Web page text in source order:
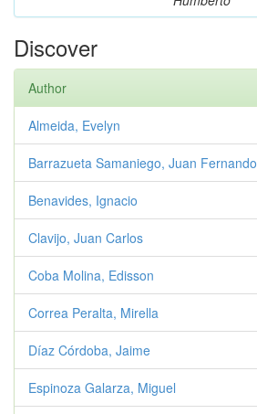
Discover
Author
Almeida, Evelyn
Barrazueta Samaniego, Juan Fernando
Benavides, Ignacio
Clavijo, Juan Carlos
Coba Molina, Edisson
Correa Peralta, Mirella
Díaz Córdoba, Jaime
Espinoza Galarza, Miguel